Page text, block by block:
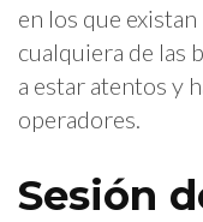
en los que
cualquiera de las
a estar atentos y
operadores.
Sesión